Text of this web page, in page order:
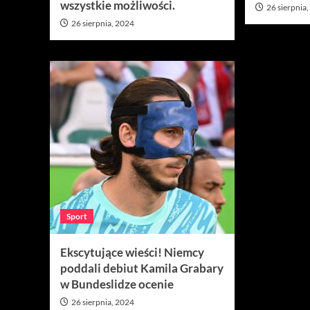
wszystkie możliwości.
26 sierpnia, 2024
26
Sport
Ekscytujące wieści! Niemcy
poddali debiut Kamila Grabary
w Bundeslidze ocenie
26 sierpnia, 2024